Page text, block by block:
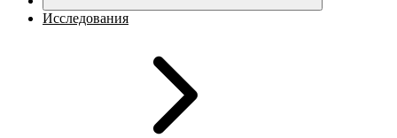
Исследования